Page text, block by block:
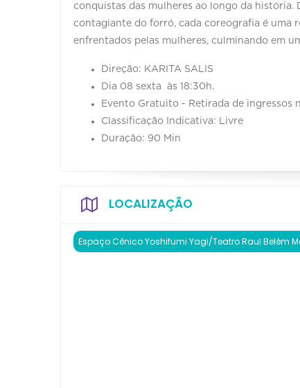
conquistas das mulheres ao longo da história.
contagiante do forró, cada coreografia é uma
enfrentados pelas mulheres, culminando em
Direção: KARITA SALIS
Dia 08 sexta às 18:30h.
Evento Gratuito - Retirada de ingressos
Classificação Indicativa: Livre
Duração: 90 Min
LOCALIZAÇÃO
Espaço Cênico Yoshifumi Yagi/Teatro Raul Belém